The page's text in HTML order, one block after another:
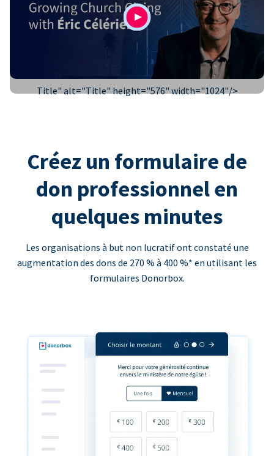
Title" alt="Title" height="576" width="1024"/>
Créez un formulaire de
don professionnel en
quelques minutes
Les organisations à but non lucratif ont constaté une
augmentation des dons de 270 % à 400 %* en utilisant les
formulaires Donorbox.